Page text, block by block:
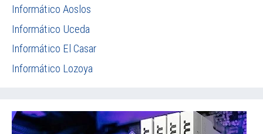
Informático Aoslos
Informático Uceda
Informático El Casar
Informático Lozoya